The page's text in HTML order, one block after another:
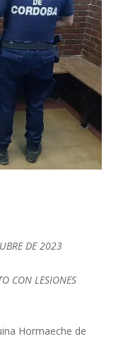
DE 2023
CON LESIONES
Hormaeche de